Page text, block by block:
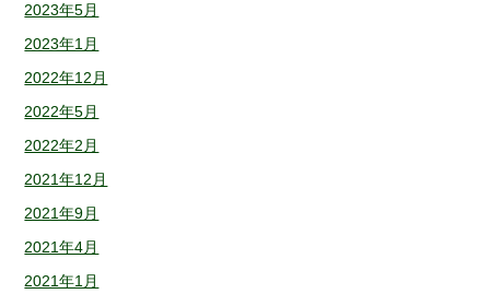
2023年5月
2023年1月
2022年12月
2022年5月
2022年2月
2021年12月
2021年9月
2021年4月
2021年1月